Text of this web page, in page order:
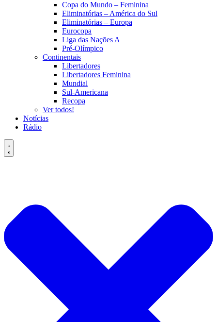
Copa do Mundo – Feminina
Eliminatórias – América do Sul
Eliminatórias – Europa
Eurocopa
Liga das Nações A
Pré-Olímpico
Continentais
Libertadores
Libertadores Feminina
Mundial
Sul-Americana
Recopa
Ver todos!
Notícias
Rádio